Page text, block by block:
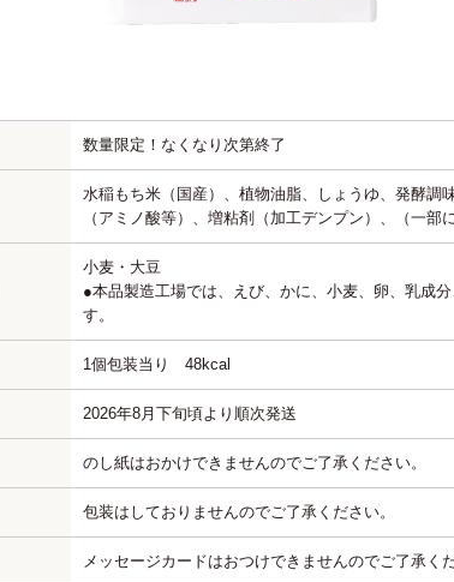
数量限定！なくなり次第終了
水稲もち米（国産）、植物油脂、しょうゆ、発酵調
（アミノ酸等）、増粘剤（加工デンプン）、（一部
小麦・大豆
●本品製造工場では、えび、かに、小麦、卵、乳成
す。
1個包装当り 48kcal
2026年8月下旬頃より順次発送
のし紙はおかけできませんのでご了承ください。
包装はしておりませんのでご了承ください。
メッセージカードはおつけできませんのでご了承くだ